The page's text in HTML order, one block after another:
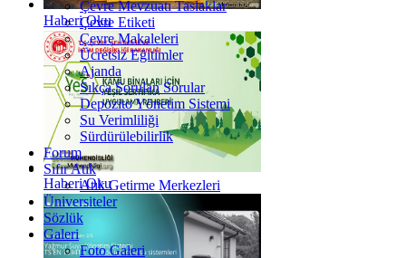
Haberi Oku
Haberi Oku
Çevre Mevzuatı Taslaklar
Çevre Etiketi
Çevre Makaleleri
Ücretsiz Eğitimler
Ajanda
Sıkça Sorulan Sorular
Depozito Yönetim Sistemi
Su Verimliliği
Sürdürülebilirlik
Forum
Sıfır Atık
Atık Getirme Merkezleri
Üniversiteler
Sözlük
Galeri
Foto Galeri